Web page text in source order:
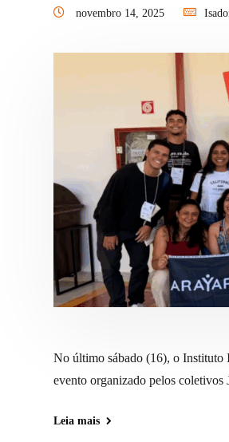
novembro 14, 2025
No último sábado (16), o
evento organizado pelos
Leia mais